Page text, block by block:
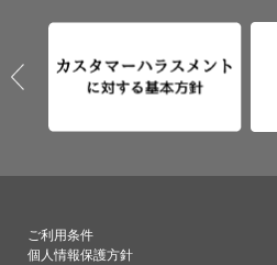
ご利用条件
個人情報保護方針